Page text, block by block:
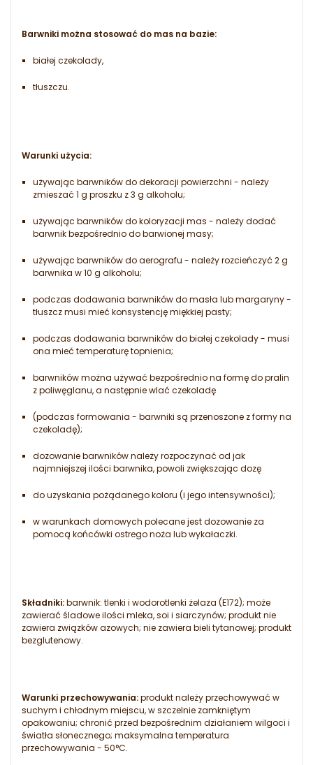
Barwniki można stosować do mas na bazie:
białej czekolady,
tłuszczu.
Warunki użycia:
używając barwników do dekoracji powierzchni - należy
zmieszać 1 g proszku z 3 g alkoholu;
używając barwników do koloryzacji mas - należy dodać
barwnik bezpośrednio do barwionej masy;
używając barwników do aerografu - należy rozcieńczyć 2 g
barwnika w 10 g alkoholu;
podczas dodawania barwników do masła lub margaryny -
tłuszcz musi mieć konsystencję miękkiej pasty;
podczas dodawania barwników do białej czekolady - musi
ona mieć temperaturę topnienia;
barwników można używać bezpośrednio na formę do pralin
z poliwęglanu, a następnie wlać czekoladę
(podczas formowania - barwniki są przenoszone z formy na
czekoladę);
dozowanie barwników należy rozpoczynać od jak
najmniejszej ilości barwnika, powoli zwiększając dozę
do uzyskania pożądanego koloru (i jego intensywności);
w warunkach domowych polecane jest dozowanie za
pomocą końcówki ostrego noża lub wykałaczki.
Składniki:barwnik: tlenki i wodorotlenki żelaza (E172); może
zawierać śladowe ilości mleka, soi i siarczynów; produkt nie
zawiera związków azowych; nie zawiera bieli tytanowej; produkt
bezglutenowy.
Warunki przechowywania:produkt należy przechowywać w
suchym i chłodnym miejscu, w szczelnie zamkniętym
opakowaniu; chronić przed bezpośrednim działaniem wilgoci i
światła słonecznego; maksymalna temperatura
przechowywania - 50°C.